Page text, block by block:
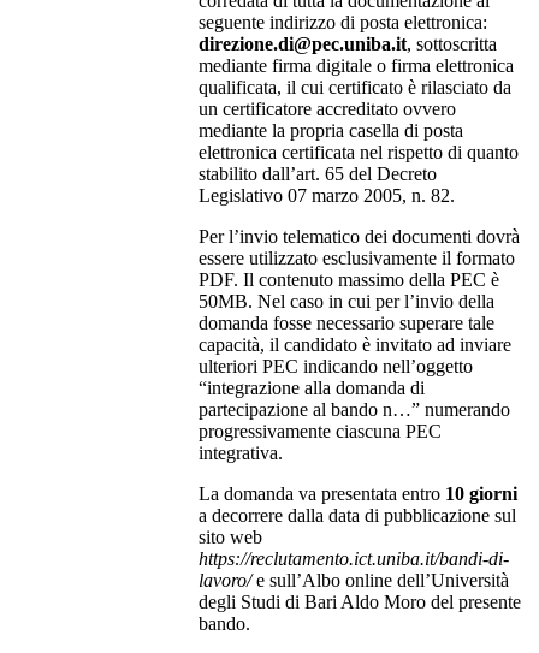
seguente indirizzo di posta elettronica:
direzione.di@pec.uniba.it, sottoscritta
mediante firma digitale o firma elettronica
qualificata, il cui certificato è rilasciato da
un certificatore accreditato ovvero
mediante la propria casella di posta
elettronica certificata nel rispetto di quanto
stabilito dall’art. 65 del Decreto
Legislativo 07 marzo 2005, n. 82.
Per l’invio telematico dei documenti dovrà
essere utilizzato esclusivamente il formato
PDF. Il contenuto massimo della PEC è
50MB. Nel caso in cui per l’invio della
domanda fosse necessario superare tale
capacità, il candidato è invitato ad inviare
ulteriori PEC indicando nell’oggetto
“integrazione alla domanda di
partecipazione al bando n…” numerando
progressivamente ciascuna PEC
integrativa.
La domanda va presentata entro 10 giorni
a decorrere dalla data di pubblicazione sul
sito web
https://reclutamento.ict.uniba.it/bandi-di-
lavoro/e sull’Albo online dell’Università
degli Studi di Bari Aldo Moro del presente
bando.